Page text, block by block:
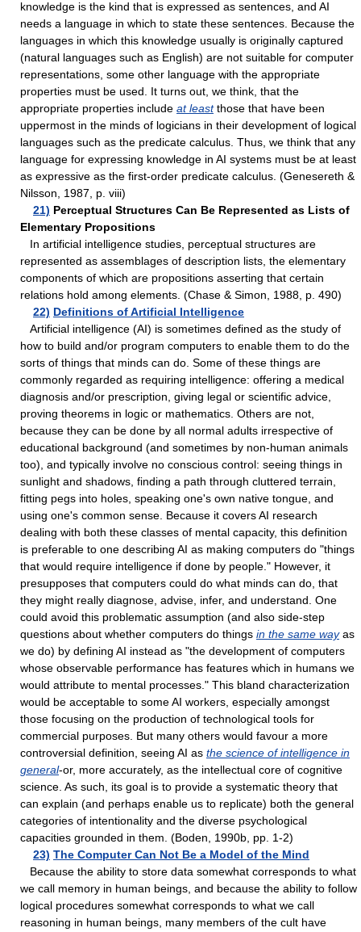
knowledge is the kind that is expressed as sentences, and AI
needs a language in which to state these sentences. Because the
languages in which this knowledge usually is originally captured
(natural languages such as English) are not suitable for computer
representations, some other language with the appropriate
properties must be used. It turns out, we think, that the
appropriate properties include at leastthose that have been
uppermost in the minds of logicians in their development of logical
languages such as the predicate calculus. Thus, we think that any
language for expressing knowledge in AI systems must be at least
as expressive as the first-order predicate calculus. (Genesereth &
Nilsson, 1987, p. viii)
21) Perceptual Structures Can Be Represented as Lists of
Elementary Propositions
In artificial intelligence studies, perceptual structures are
represented as assemblages of description lists, the elementary
components of which are propositions asserting that certain
relations hold among elements. (Chase & Simon, 1988, p. 490)
22) Definitions of Artificial Intelligence
Artificial intelligence (AI) is sometimes defined as the study of
how to build and/or program computers to enable them to do the
sorts of things that minds can do. Some of these things are
commonly regarded as requiring intelligence: offering a medical
diagnosis and/or prescription, giving legal or scientific advice,
proving theorems in logic or mathematics. Others are not,
because they can be done by all normal adults irrespective of
educational background (and sometimes by non-human animals
too), and typically involve no conscious control: seeing things in
sunlight and shadows, finding a path through cluttered terrain,
fitting pegs into holes, speaking one's own native tongue, and
using one's common sense. Because it covers AI research
dealing with both these classes of mental capacity, this definition
is preferable to one describing AI as making computers do "things
that would require intelligence if done by people." However, it
presupposes that computers could do what minds can do, that
they might really diagnose, advise, infer, and understand. One
could avoid this problematic assumption (and also side-step
questions about whether computers do things in the same wayas
we do) by defining AI instead as "the development of computers
whose observable performance has features which in humans we
would attribute to mental processes." This bland characterization
would be acceptable to some AI workers, especially amongst
those focusing on the production of technological tools for
commercial purposes. But many others would favour a more
controversial definition, seeing AI as the science of intelligence in
general-or, more accurately, as the intellectual core of cognitive
science. As such, its goal is to provide a systematic theory that
can explain (and perhaps enable us to replicate) both the general
categories of intentionality and the diverse psychological
capacities grounded in them. (Boden, 1990b, pp. 1-2)
23) The Computer Can Not Be a Model of the Mind
Because the ability to store data somewhat corresponds to what
we call memory in human beings, and because the ability to follow
logical procedures somewhat corresponds to what we call
reasoning in human beings, many members of the cult have